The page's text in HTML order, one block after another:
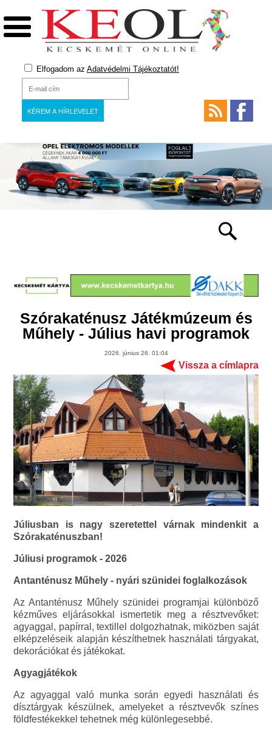
Elfogadom az Adatvédelmi Tájékoztatót!
Szórakaténusz Játékmúzeum és
Műhely - Július havi programok
2026. június 26. 01:04
Vissza a címlapra
Júliusban is nagy szeretettel várnak mindenkit a
Szórakaténuszban!
Júliusi programok - 2026
Antanténusz Műhely - nyári szünidei foglalkozások
Az Antanténusz Műhely szünidei programjai különböző
kézműves eljárásokkal ismertetik meg a résztvevőket:
agyaggal, papírral, textillel dolgozhatnak, miközben saját
elképzeléseik alapján készíthetnek használati tárgyakat,
dekorációkat és játékokat.
Agyagjátékok
Az agyaggal való munka során egyedi használati és
dísztárgyak készülnek, amelyeket a résztvevők színes
földfestékekkel tehetnek még különlegesebbé.